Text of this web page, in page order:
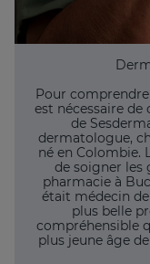
Pour
est nécessaire
de
dermatologue,
né en Colombie.
de soigner les
pharmacie à
était médecin
plus belle
compréhensible
plus jeune âge